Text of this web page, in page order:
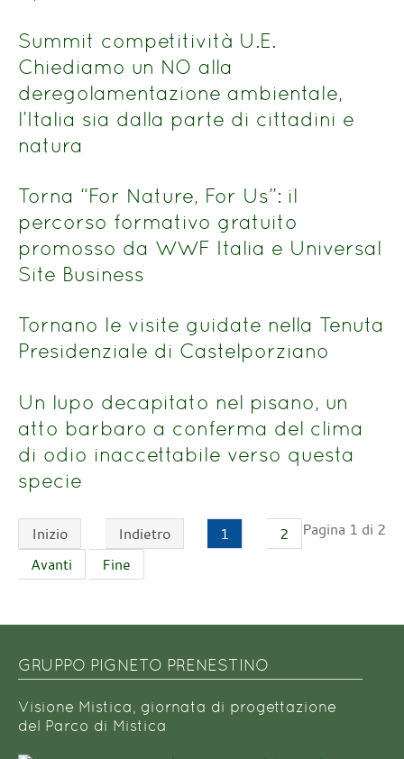
Summit competitività U.E.
Chiediamo un NO alla
deregolamentazione ambientale,
l’Italia sia dalla parte di cittadini e
natura
Torna “For Nature, For Us”: il
percorso formativo gratuito
promosso da WWF Italia e Universal
Site Business
Tornano le visite guidate nella Tenuta
Presidenziale di Castelporziano
Un lupo decapitato nel pisano, un
atto barbaro a conferma del clima
di odio inaccettabile verso questa
specie
Pagina 1 di 2
Inizio Indietro 1
2
Avanti
Fine
GRUPPO PIGNETO PRENESTINO
Visione Mistica, giornata di progettazione
del Parco di Mistica